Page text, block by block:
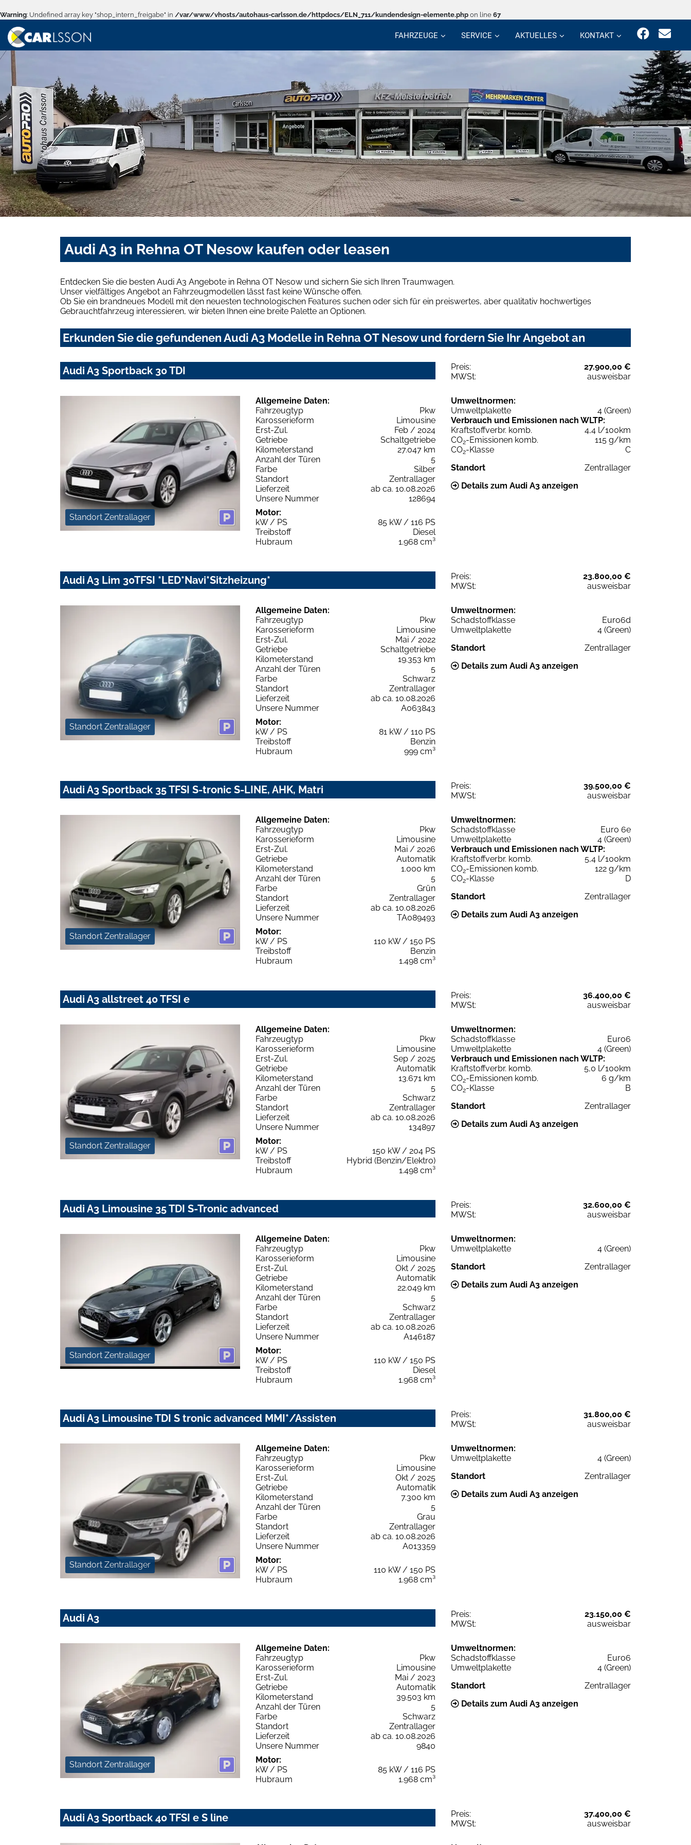
Warning: Undefined array key "shop_intern_freigabe" in /var/www/vhosts/autohaus-carlsson.de/httpdocs/ELN_711/kundendesign-elemente.php on line 67
FAHRZEUGE SERVICE AKTUELLES KONTAKT
Audi A3 in Rehna OT Nesow kaufen oder leasen
Entdecken Sie die besten Audi A3 Angebote in Rehna OT Nesow und sichern Sie sich Ihren Traumwagen.
Unser vielfältiges Angebot an Fahrzeugmodellen lässt fast keine Wünsche offen.
Ob Sie ein brandneues Modell mit den neuesten technologischen Features suchen oder sich für ein preiswertes, aber qualitativ hochwertiges
Gebrauchtfahrzeug interessieren, wir bieten Ihnen eine breite Palette an Optionen.
Erkunden Sie die gefundenen Audi A3 Modelle in Rehna OT Nesow und fordern Sie Ihr Angebot an
Audi A3 Sportback 30 TDI Preis:
27.900,00 €
MWSt:
ausweisbar
Standort Zentrallager
Allgemeine Daten:
Fahrzeugtyp
Pkw
Karosserieform
Limousine
Erst-Zul.
Feb / 2024
Getriebe
Schaltgetriebe
Kilometerstand
27.047 km
Anzahl der Türen
5
Farbe
Silber
Standort
Zentrallager
Lieferzeit
ab ca. 10.08.2026
Unsere Nummer
128694
Motor:
kW / PS
85 kW / 116 PS
Treibstoff
Diesel
Hubraum
1.968 cm³
Umweltnormen:
Umweltplakette
4 (Green)
Verbrauch und Emissionen nach WLTP:
Kraftstoffverbr. komb.
4,4 l/100km
CO2-Emissionen komb.
115 g/km
CO2-Klasse
C
Standort
Zentrallager
Details zum Audi A3 anzeigen
Audi A3 Lim 30TFSI *LED*Navi*Sitzheizung* Preis:
23.800,00 €
MWSt:
ausweisbar
Standort Zentrallager
Allgemeine Daten:
Fahrzeugtyp
Pkw
Karosserieform
Limousine
Erst-Zul.
Mai / 2022
Getriebe
Schaltgetriebe
Kilometerstand
19.353 km
Anzahl der Türen
5
Farbe
Schwarz
Standort
Zentrallager
Lieferzeit
ab ca. 10.08.2026
Unsere Nummer
A063843
Motor:
kW / PS
81 kW / 110 PS
Treibstoff
Benzin
Hubraum
999 cm³
Umweltnormen:
Schadstoffklasse
Euro6d
Umweltplakette
4 (Green)
Standort
Zentrallager
Details zum Audi A3 anzeigen
Audi A3 Sportback 35 TFSI S-tronic S-LINE, AHK, Matri Preis:
39.500,00 €
MWSt:
ausweisbar
Standort Zentrallager
Allgemeine Daten:
Fahrzeugtyp
Pkw
Karosserieform
Limousine
Erst-Zul.
Mai / 2026
Getriebe
Automatik
Kilometerstand
1.000 km
Anzahl der Türen
5
Farbe
Grün
Standort
Zentrallager
Lieferzeit
ab ca. 10.08.2026
Unsere Nummer
TA089493
Motor:
kW / PS
110 kW / 150 PS
Treibstoff
Benzin
Hubraum
1.498 cm³
Umweltnormen:
Schadstoffklasse
Euro 6e
Umweltplakette
4 (Green)
Verbrauch und Emissionen nach WLTP:
Kraftstoffverbr. komb.
5,4 l/100km
CO2-Emissionen komb.
122 g/km
CO2-Klasse
D
Standort
Zentrallager
Details zum Audi A3 anzeigen
Audi A3 allstreet 40 TFSI e Preis:
36.400,00 €
MWSt:
ausweisbar
Standort Zentrallager
Allgemeine Daten:
Fahrzeugtyp
Pkw
Karosserieform
Limousine
Erst-Zul.
Sep / 2025
Getriebe
Automatik
Kilometerstand
13.671 km
Anzahl der Türen
5
Farbe
Schwarz
Standort
Zentrallager
Lieferzeit
ab ca. 10.08.2026
Unsere Nummer
134897
Motor:
kW / PS
150 kW / 204 PS
Treibstoff
Hybrid (Benzin/Elektro)
Hubraum
1.498 cm³
Umweltnormen:
Schadstoffklasse
Euro6
Umweltplakette
4 (Green)
Verbrauch und Emissionen nach WLTP:
Kraftstoffverbr. komb.
5,0 l/100km
CO2-Emissionen komb.
6 g/km
CO2-Klasse
B
Standort
Zentrallager
Details zum Audi A3 anzeigen
Audi A3 Limousine 35 TDI S-Tronic advanced Preis:
32.600,00 €
MWSt:
ausweisbar
Standort Zentrallager
Allgemeine Daten:
Fahrzeugtyp
Pkw
Karosserieform
Limousine
Erst-Zul.
Okt / 2025
Getriebe
Automatik
Kilometerstand
22.049 km
Anzahl der Türen
5
Farbe
Schwarz
Standort
Zentrallager
Lieferzeit
ab ca. 10.08.2026
Unsere Nummer
A146187
Motor:
kW / PS
110 kW / 150 PS
Treibstoff
Diesel
Hubraum
1.968 cm³
Umweltnormen:
Umweltplakette
4 (Green)
Standort
Zentrallager
Details zum Audi A3 anzeigen
Audi A3 Limousine TDI S tronic advanced MMI*/Assisten Preis:
31.800,00 €
MWSt:
ausweisbar
Standort Zentrallager
Allgemeine Daten:
Fahrzeugtyp
Pkw
Karosserieform
Limousine
Erst-Zul.
Okt / 2025
Getriebe
Automatik
Kilometerstand
7.300 km
Anzahl der Türen
5
Farbe
Grau
Standort
Zentrallager
Lieferzeit
ab ca. 10.08.2026
Unsere Nummer
A013359
Motor:
kW / PS
110 kW / 150 PS
Hubraum
1.968 cm³
Umweltnormen:
Umweltplakette
4 (Green)
Standort
Zentrallager
Details zum Audi A3 anzeigen
Audi A3 Preis:
23.150,00 €
MWSt:
ausweisbar
Standort Zentrallager
Allgemeine Daten:
Fahrzeugtyp
Pkw
Karosserieform
Limousine
Erst-Zul.
Mai / 2023
Getriebe
Automatik
Kilometerstand
39.503 km
Anzahl der Türen
5
Farbe
Schwarz
Standort
Zentrallager
Lieferzeit
ab ca. 10.08.2026
Unsere Nummer
9840
Motor:
kW / PS
85 kW / 116 PS
Hubraum
1.968 cm³
Umweltnormen:
Schadstoffklasse
Euro6
Umweltplakette
4 (Green)
Standort
Zentrallager
Details zum Audi A3 anzeigen
Audi A3 Sportback 40 TFSI e S line Preis:
37.400,00 €
MWSt:
ausweisbar